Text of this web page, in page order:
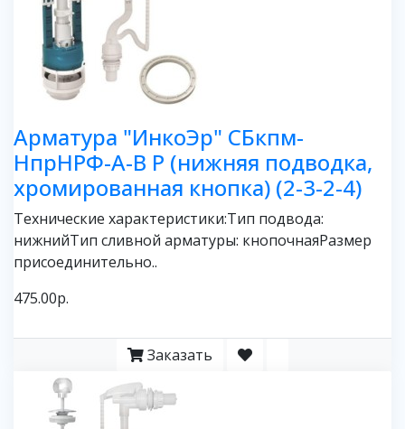
Арматура "ИнкоЭр" СБкпм-
НпрНРФ-А-В Р (нижняя подводка,
хромированная кнопка) (2-3-2-4)
Технические характеристики:Тип подвода:
нижнийТип сливной арматуры: кнопочнаяРазмер
присоединительно..
475.00р.
Заказать